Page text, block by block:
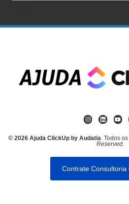
© 2026 Ajuda ClickUp by Audatia. Todos
Reserved.
Contrate Consultoria